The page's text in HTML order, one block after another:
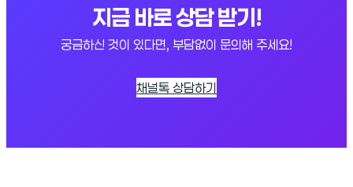
지금 바로 상담 받기!
궁금하신 것이 있다면, 부담없이 문의해 주세요!
채널톡 상담하기